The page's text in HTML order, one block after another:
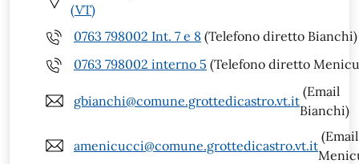
(VT)
0763 798002 Int. 7 e 8 (Telefono diretto Bianchi)
0763 798002 interno 5 (Telefono diretto
gbianchi@comune.grottedicastro.vt.it
(Email
Bianchi)
amenicucci@comune.grottedicastro.vt.it
(Email